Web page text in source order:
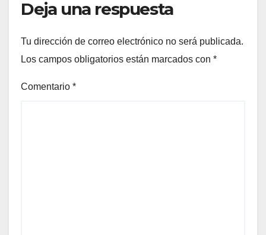
Deja una respuesta
Tu dirección de correo electrónico no será publicada.
Los campos obligatorios están marcados con *
Comentario *